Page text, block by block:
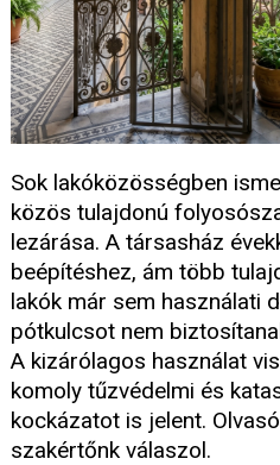
Sok lakóközösségben
közös tulajdonú
lezárása. A társasház
beépítéshez, ám több
lakók már sem használati
pótkulcsot nem
A kizárólagos használat
komoly tűzvédelmi és
kockázatot is jelent.
szakértőnk válaszol.